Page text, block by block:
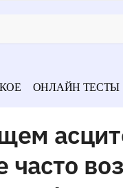
ОНЛАЙН ТЕСТЫ